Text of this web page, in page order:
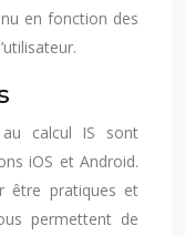
en fonction des
au calcul IS sont
iOS et Android.
être pratiques et
permettent de